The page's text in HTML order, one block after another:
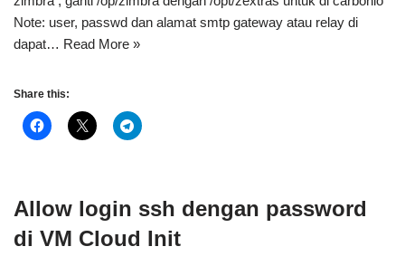
Note: user, passwd dan alamat smtp gateway atau relay di
dapat… Read More »
Share this:
Allow login ssh dengan password
di VM Cloud Init